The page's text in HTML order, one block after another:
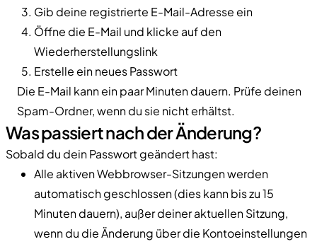
Gib deine registrierte E-Mail-Adresse ein
Öffne die E-Mail und klicke auf den
Wiederherstellungslink
Erstelle ein neues Passwort
Die E-Mail kann ein paar Minuten dauern. Prüfe deinen
Spam-Ordner, wenn du sie nicht erhältst.
Was passiert nach der Änderung?
Sobald du dein Passwort geändert hast:
Alle aktiven Webbrowser-Sitzungen werden
automatisch geschlossen (dies kann bis zu 15
Minuten dauern), außer deiner aktuellen Sitzung,
wenn du die Änderung über die Kontoeinstellungen